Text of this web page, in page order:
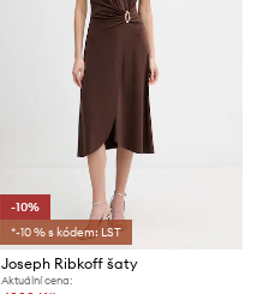
-10%
*-10 % s kódem: LST
Joseph Ribkoff šaty
Aktuální cena: